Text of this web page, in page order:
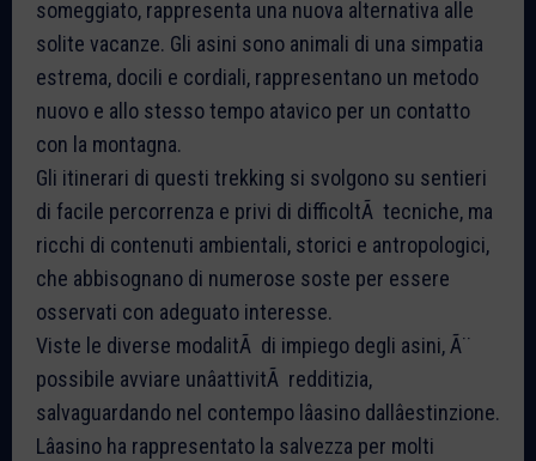
someggiato, rappresenta una nuova alternativa alle
solite vacanze. Gli asini sono animali di una simpatia
estrema, docili e cordiali, rappresentano un metodo
nuovo e allo stesso tempo atavico per un contatto
con la montagna.
Gli itinerari di questi trekking si svolgono su sentieri
di facile percorrenza e privi di difficoltÃ tecniche, ma
ricchi di contenuti ambientali, storici e antropologici,
che abbisognano di numerose soste per essere
osservati con adeguato interesse.
Viste le diverse modalitÃ di impiego degli asini, Ã¨
possibile avviare unâattivitÃ redditizia,
salvaguardando nel contempo lâasino dallâestinzione.
Lâasino ha rappresentato la salvezza per molti